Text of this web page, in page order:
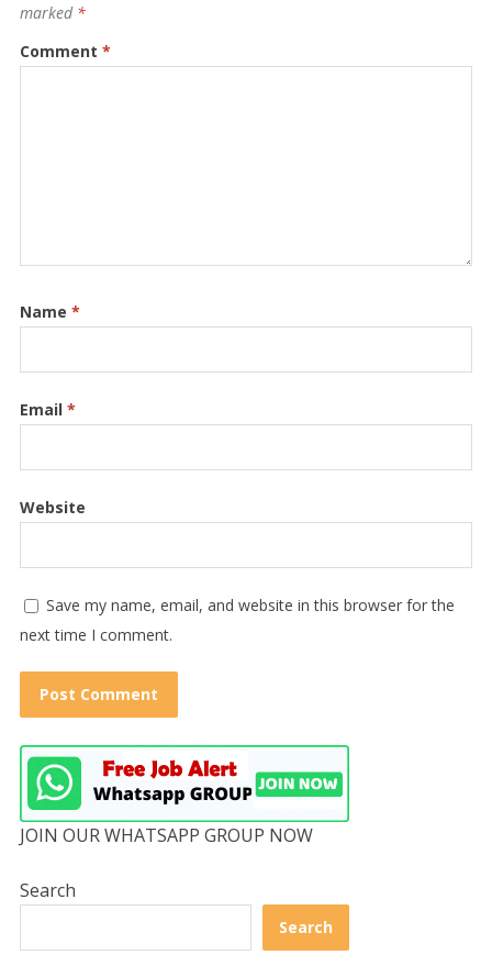
marked *
Comment *
Name *
Email *
Website
Save my name, email, and website in this browser for the
next time I comment.
JOIN OUR WHATSAPP GROUP NOW
Search
Search